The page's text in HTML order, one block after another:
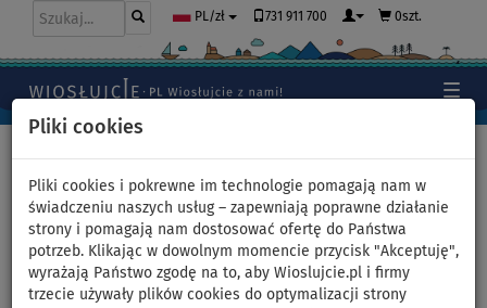
Pliki cookies
Pliki cookies i pokrewne im technologie pomagają nam w
świadczeniu naszych usług – zapewniają poprawne działanie
strony i pomagają nam dostosować ofertę do Państwa
potrzeb. Klikając w dowolnym momencie przycisk "Akceptuję",
wyrażają Państwo zgodę na to, aby Wioslujcie.pl i firmy
trzecie używały plików cookies do optymalizacji strony
PL/zł 731 911 700 0szt.
Zestaw WindSUP F2 Glide WS
11'7'' PETROL + pędnik STX